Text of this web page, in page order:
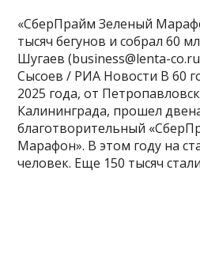
«СберПрайм Зеленый
тысяч бегунов и собрал 60
Шугаев (business@lenta-
Сысоев / РИА Новости В 60
2025 года, от
Калининграда, прошел
благотворительный
Марафон». В этом году на
человек. Еще 150 тысяч